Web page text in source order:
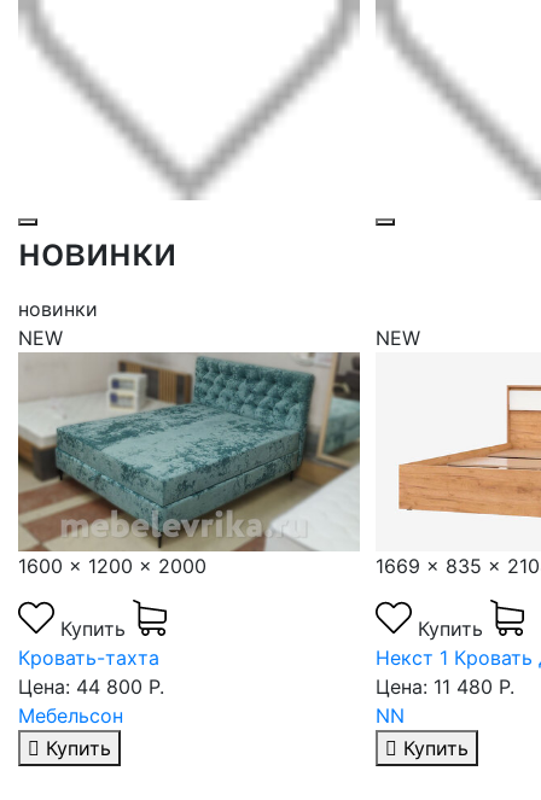
новинки
новинки
NEW
1669 x 835 x 2104
Купить
Некст 1 Кровать двойная
Цена: 11 480 Р.
NN
Купить
NEW
1634 x 784 x
Купить
Кровать
Графит/Белый
Цена: 7 280 Р.
NN